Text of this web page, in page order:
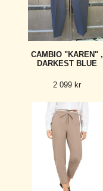
CAMBIO "KAREN" ,
DARKEST BLUE
2 099 kr